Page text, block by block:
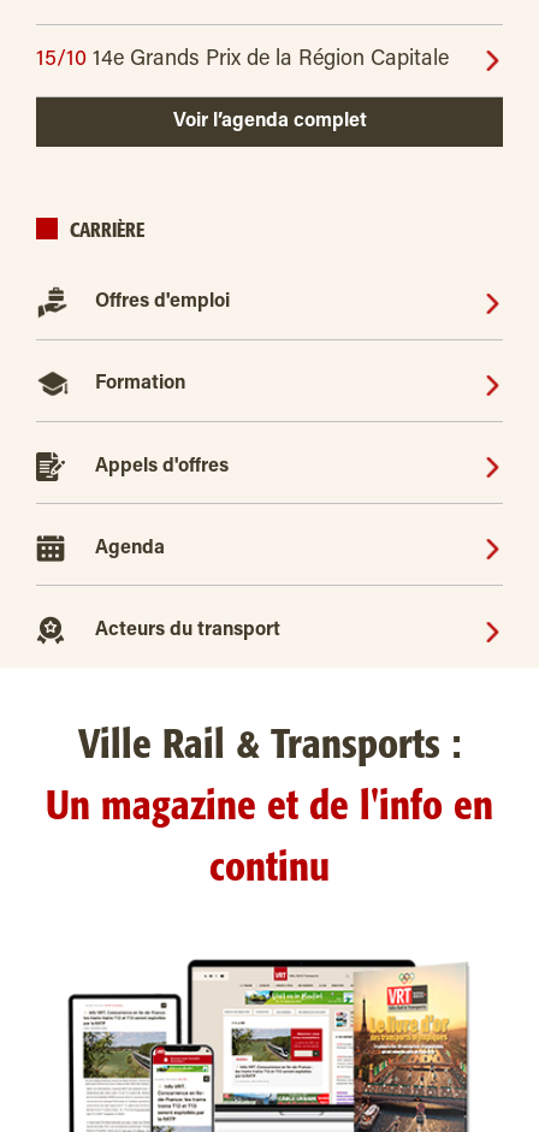
15/10 14e Grands Prix de la Région Capitale
Voir l’agenda complet
CARRIÈRE
Offres d'emploi
Formation
Appels d'offres
Agenda
Acteurs du transport
Ville Rail & Transports :
Un magazine et de l'info en
continu